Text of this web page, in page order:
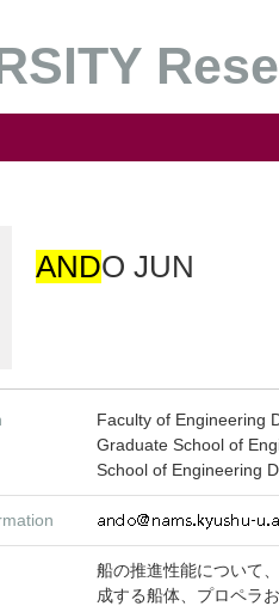
ANDO JUN
Faculty of Engineering
Graduate School of
School of Engineering
船の推進性能について
成する船体、プロペラ